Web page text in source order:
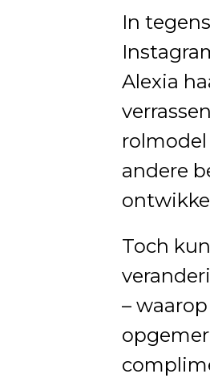
In
Alexia
andere
Toch
–